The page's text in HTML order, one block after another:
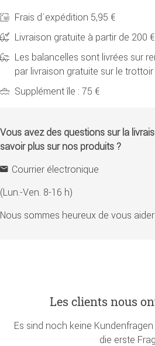
Frais d´expédition 5,95 €
Livraison gratuite à partir de 200
Les balancelles sont livrées sur
par livraison gratuite sur le trottoir
Supplément île : 75 €
Vous avez des questions sur la
savoir plus sur nos produits ?
Courrier électronique
(Lun.-Ven. 8-16 h)
Nous sommes heureux de vous aider
Les clients nous
Es sind noch keine
die erste